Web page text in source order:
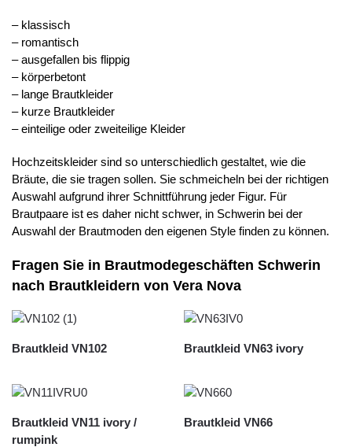
– klassisch
– romantisch
– ausgefallen bis flippig
– körperbetont
– lange Brautkleider
– kurze Brautkleider
– einteilige oder zweiteilige Kleider
Hochzeitskleider sind so unterschiedlich gestaltet, wie die
Bräute, die sie tragen sollen. Sie schmeicheln bei der richtigen
Auswahl aufgrund ihrer Schnittführung jeder Figur. Für
Brautpaare ist es daher nicht schwer, in Schwerin bei der
Auswahl der Brautmoden den eigenen Style finden zu können.
Fragen Sie in Brautmodegeschäften Schwerin
nach Brautkleidern von Vera Nova
Brautkleid VN102 Brautkleid VN63 ivory
Brautkleid VN11 ivory /
rumpink
Brautkleid VN66